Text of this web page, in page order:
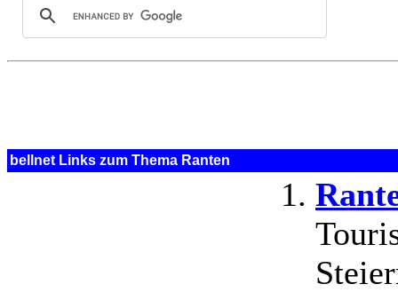
bellnet Links zum Thema Ranten